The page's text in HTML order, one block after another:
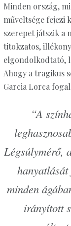
Minden ország,
műveltsége fejezi
szerepet játszik a
titokzatos,
elgondolkodtató,
Ahogy a tragikus
Garcia Lorca
“A
Légsúlymérő,
minden
irányított